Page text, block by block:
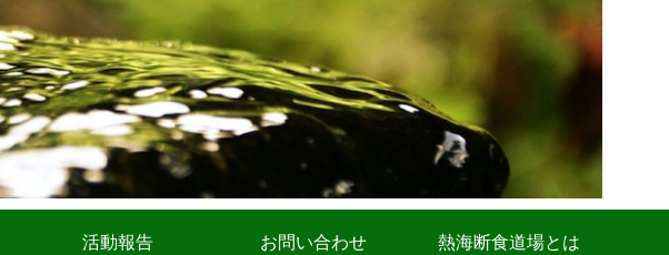
活動報告 お問い合わせ 熱海断食道場とは